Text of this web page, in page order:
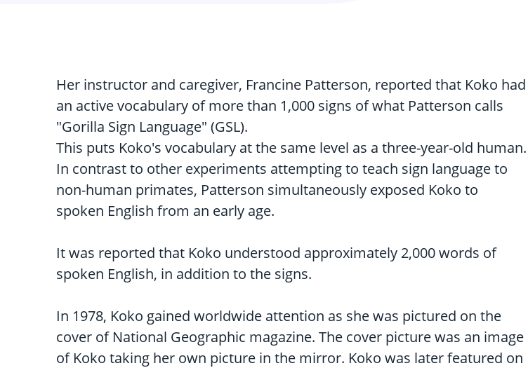
Her instructor and caregiver, Francine Patterson, reported that Koko had
an active vocabulary of more than 1,000 signs of what Patterson calls
"Gorilla Sign Language" (GSL).
This puts Koko's vocabulary at the same level as a three-year-old human.
In contrast to other experiments attempting to teach sign language to
non-human primates, Patterson simultaneously exposed Koko to
spoken English from an early age.
It was reported that Koko understood approximately 2,000 words of
spoken English, in addition to the signs.
In 1978, Koko gained worldwide attention as she was pictured on the
cover of National Geographic magazine. The cover picture was an image
of Koko taking her own picture in the mirror. Koko was later featured on